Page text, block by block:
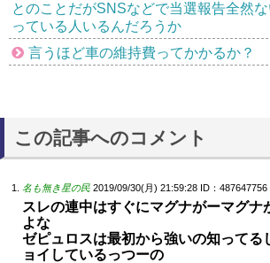
とのことだがSNSなどで当選報告全然
っている人いるんだろうか
言うほど車の維持費ってかかるか？
この記事へのコメント
名も無き星の民 2019/09/30(月) 21:59:28 ID：487647756
スレの連中はすぐにマグナがーマグナ
よな
ゼピュロスは最初から強いの知ってる
ョイしているっつーの